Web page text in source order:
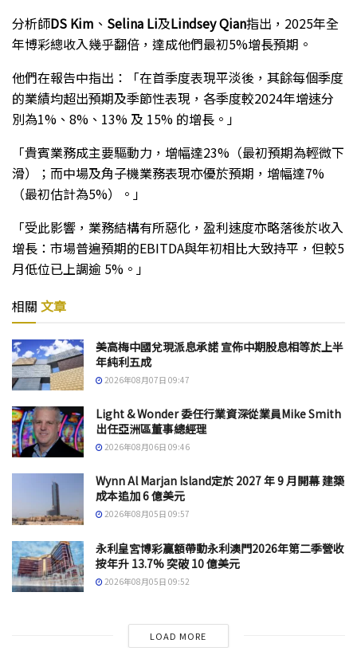
分析師DS Kim 、 Selina Li及Lindsey Qian指出，2025年全
年博彩總收入幾乎翻倍，達成他們最初5%增長預期。
他們在報告中指出：「在首季度表現平淡後，其餘每個季度
的業績均超出預期及季節性表現，各季度較2024年增速分
別為1%、8%、13% 及 15% 的增長。」
「貴賓業務成主要驅動力，增幅達23%（最初預期為輕微下
滑）；而中場及角子機業務表現亦優於預期，增幅達7%
（最初估計為5%）。」
「受此影響，業務結構有所惡化，盈利速度亦略落後於收入
增長：市場普遍預期的EBITDA與年初相比大致持平，但較5
月低位已上調逾 5%。」
相關 文章
美高梅中國兌現派息承諾 宣佈中期股息相等於上半
年純利五成
2026年08月07日 09:47
Light & Wonder 委任行業資深從業員Mike Smith
出任亞洲區董事總經理
2026年08月06日 09:46
Wynn Al Marjan Island定於 2027 年 9 月開幕 建築
成本追加 6 億美元
2026年08月05日 09:57
永利皇宮博彩贏額帶動永利澳門2026年第二季營收
按年升 13.7% 突破 10 億美元
2026年08月05日 09:52
LOAD MORE